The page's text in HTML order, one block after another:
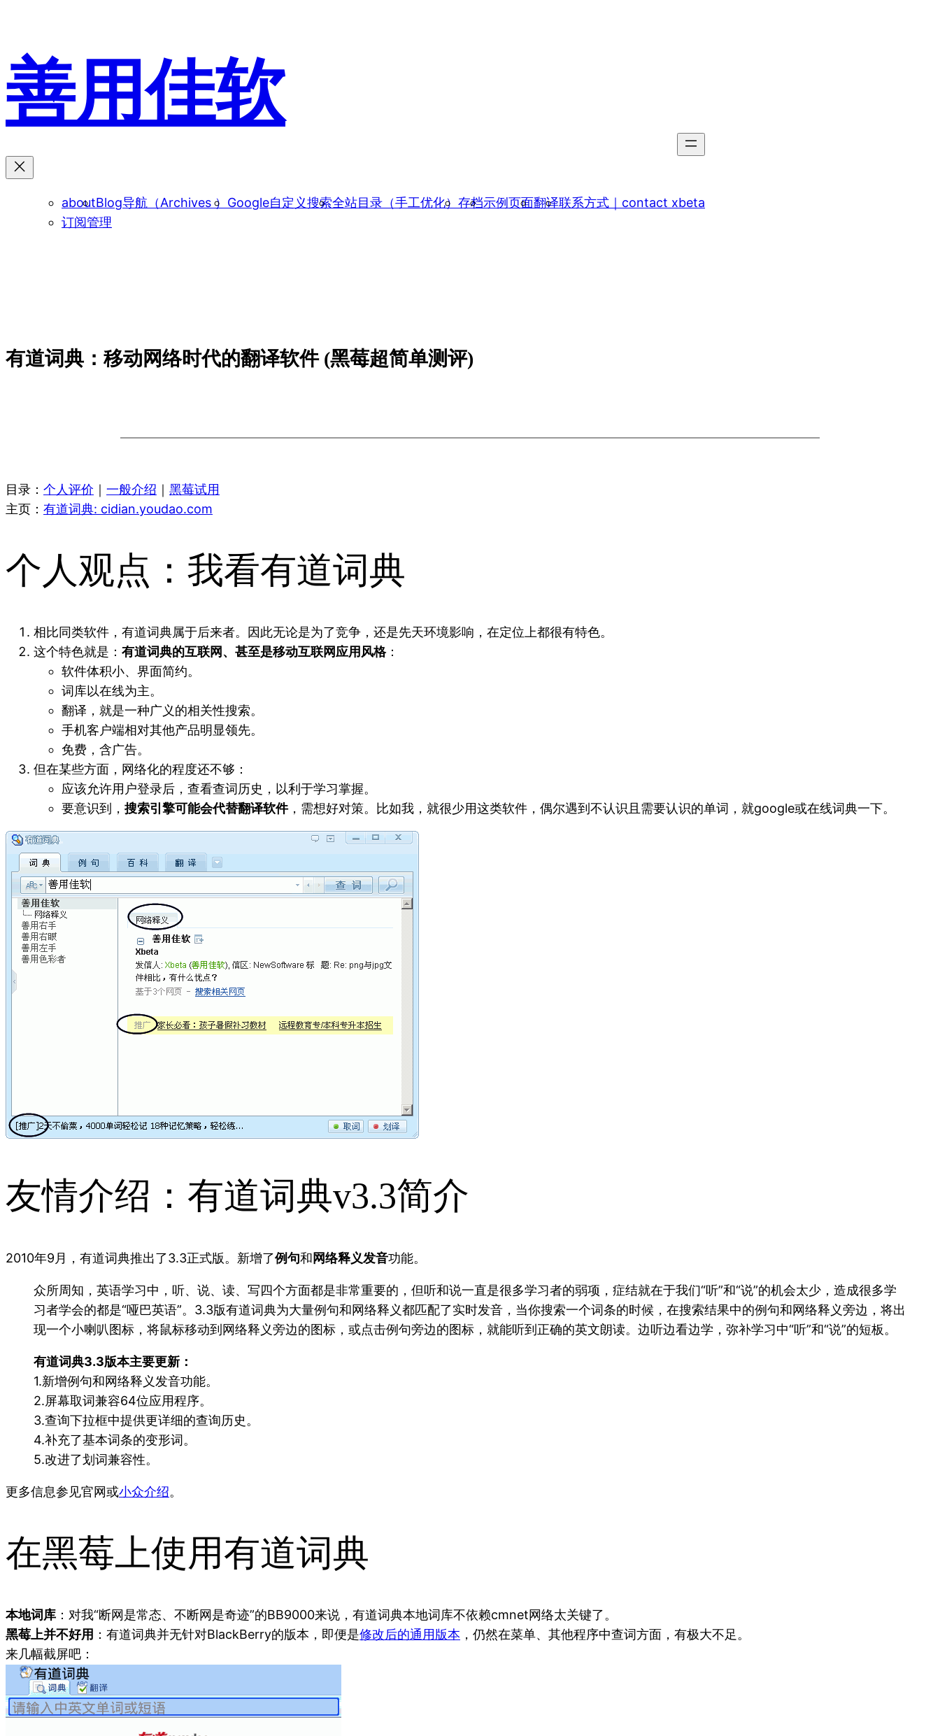
容
善用佳软
aboutBlog导航（Archives ） Google自定义搜索全站目录（手工优化） 存档示例页面翻译联系方式｜contact xbeta
订阅管理
有道词典：移动网络时代的翻译软件 (黑莓超简单测评)
目录： 个人评价 ｜ 一般介绍 ｜ 黑莓试用
主页： 有道词典: cidian.youdao.com
个人观点：我看有道词典
相比同类软件，有道词典属于后来者。因此无论是为了竞争，还是先天环境影响，在定位上都很有特色。
这个特色就是： 有道词典的互联网、甚至是移动互联网应用风格：
软件体积小、界面简约。
词库以在线为主。
翻译，就是一种广义的相关性搜索。
手机客户端相对其他产品明显领先。
免费，含广告。
但在某些方面，网络化的程度还不够：
应该允许用户登录后，查看查词历史，以利于学习掌握。
要意识到， 搜索引擎可能会代替翻译软件，需想好对策。比如我，就很少用这类软件，偶尔遇到不认识且需要认识的单词，就google或在线词典一下。
友情介绍：有道词典v3.3简介
2010年9月，有道词典推出了3.3正式版。新增了例句和网络释义发音功能。
众所周知，英语学习中，听、说、读、写四个方面都是非常重要的，但听和说一直是很多学习者的弱项，症结就在于我们“听”和“说”的机会太少，造成很多学
习者学会的都是“哑巴英语”。3.3版有道词典为大量例句和网络释义都匹配了实时发音，当你搜索一个词条的时候，在搜索结果中的例句和网络释义旁边，将出
现一个小喇叭图标，将鼠标移动到网络释义旁边的图标，或点击例句旁边的图标，就能听到正确的英文朗读。边听边看边学，弥补学习中“听”和“说”的短板。
有道词典3.3版本主要更新：
1.新增例句和网络释义发音功能。
2.屏幕取词兼容64位应用程序。
3.查询下拉框中提供更详细的查询历史。
4.补充了基本词条的变形词。
5.改进了划词兼容性。
更多信息参见官网或小众介绍。
在黑莓上使用有道词典
本地词库 ：对我“断网是常态、不断网是奇迹”的BB9000来说，有道词典本地词库不依赖cmnet网络太关键了。
黑莓上并不好用 ：有道词典并无针对BlackBerry的版本，即便是修改后的通用版本 ，仍然在菜单、其他程序中查词方面，有极大不足。
来几幅截屏吧：